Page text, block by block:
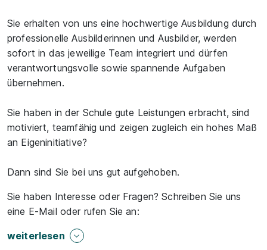
Sie erhalten von uns eine hochwertige Ausbildung durch
professionelle Ausbilderinnen und Ausbilder, werden
sofort in das jeweilige Team integriert und dürfen
verantwortungsvolle sowie spannende Aufgaben
übernehmen.
Sie haben in der Schule gute Leistungen erbracht, sind
motiviert, teamfähig und zeigen zugleich ein hohes Maß
an Eigeninitiative?
Dann sind Sie bei uns gut aufgehoben.
Sie haben Interesse oder Fragen? Schreiben Sie uns
eine E-Mail oder rufen Sie an:
weiterlesen